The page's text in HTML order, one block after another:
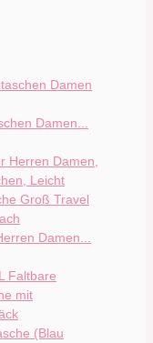
Damen...
Damen...